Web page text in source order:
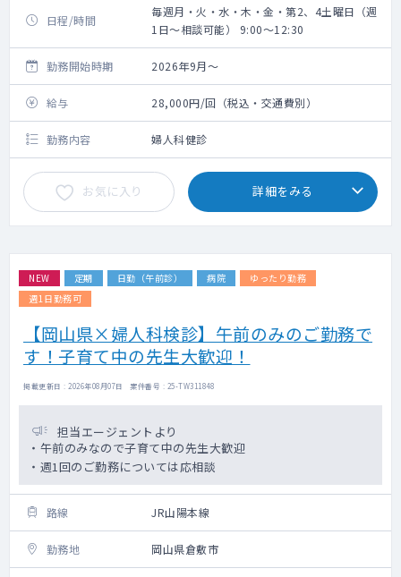
日程/時間
毎週月・火・水・木・金・第2、4土曜日（週
1日～相談可能） 9:00～12:30
勤務開始時期 2026年9月～
給与 28,000円/回（税込・交通費別）
勤務内容 婦人科健診
お気に入り 詳細をみる
NEW 定期 日勤（午前診） 病院
ゆったり勤務
週1日勤務可
【岡山県×婦人科検診】午前のみのご勤務で
す！子育て中の先生大歓迎！
掲載更新日 : 2026年08月07日 案件番号 : 25-TW311848
担当エージェントより
・午前のみなので子育て中の先生大歓迎
・週1回のご勤務については応相談
路線 JR山陽本線
勤務地 岡山県倉敷市